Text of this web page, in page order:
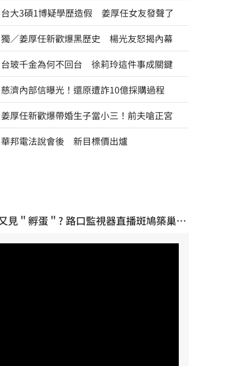
海豚強風襲台！淡江大橋
台大3碩1博疑學歷造假 姜厚任女友發聲了
獨／姜厚任新歡爆黑歷史 楊光友怒揭內幕
台玻千金為何不回台 徐莉玲這件事成關鍵
慈濟內部信曝光！還原遭詐10億採購過程
姜厚任新歡爆帶婚生子當小三！前夫嗆正宮
華邦電法說會後 新目標價出爐
見＂孵蛋＂? 路口監視器直播斑鳩築巢駐